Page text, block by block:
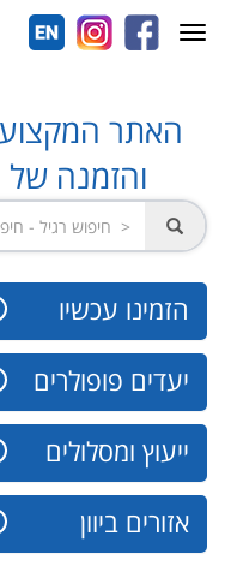
האתר
והזמנה של
הזמינו עכשיו
יעדים פופולרים
ייעוץ ומסלולים
אזורים ביוון
Toggle
navigation